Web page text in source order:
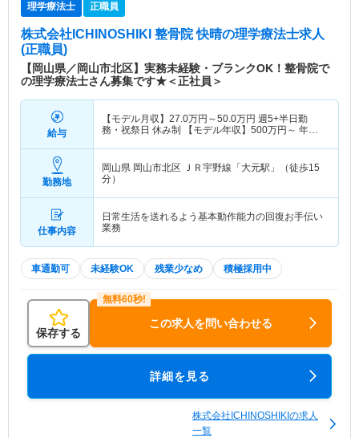
理学療法士 正職員
株式会社ICHINOSHIKI 整骨院 快晴の理学療法士求人
(正職員)
【岡山県／岡山市北区】実務未経験・ブランクOK！整骨院で
の理学療法士さん募集です★＜正社員＞
給与
【モデル月収】 27.0万円～50.0万円 週5+半日勤
務・祝祭日 休み制 【モデル年収】 500万円～ 年収
勤務地
岡山県 岡山市北区 ＪＲ宇野線「大元駅」（徒歩15
分）
仕事内容
日常生活を送れるよう基本動作能力の回復お手伝い
業務
車通勤可 未経験OK 残業少なめ 積極採用中
保存する
この求人を問い合わせる
詳細を見る
株式会社ICHINOSHIKIの求人
一覧